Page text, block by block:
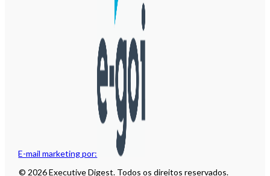
E-mail marketing por:
© 2026 Executive Digest. Todos os direitos reservados.